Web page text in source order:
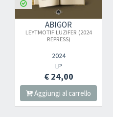
ABIGOR
LEYTMOTIF LUZIFER (2024
REPRESS)
2024
LP
€ 24,00
Aggiungi al carrello